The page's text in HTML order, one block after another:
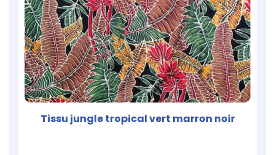
Tissu jungle tropical vert marron noir